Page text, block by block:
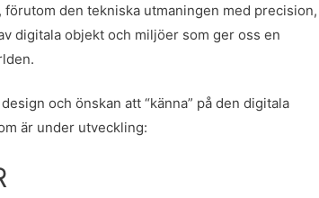
förutom den tekniska utmaningen med precision,
digitala objekt och miljöer som ger oss en
och önskan att “känna” på den digitala
är under utveckling: